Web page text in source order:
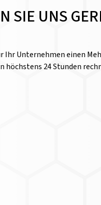
SIE UNS
Unternehmen einen
24 Stunden